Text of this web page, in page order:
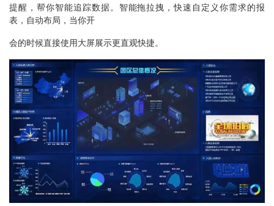
提醒，帮你智能追踪数据。智能拖拉拽，快速自定义你需求的报
表，自动布局，当你开
会的时候直接使用大屏展示更直观快捷。